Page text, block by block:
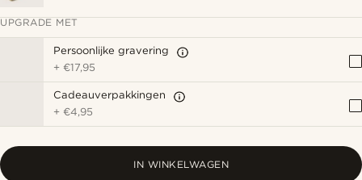
UPGRADE MET
Persoonlijke gravering
+€17,95
Cadeauverpakkingen
+€4,95
IN WINKELWAGEN